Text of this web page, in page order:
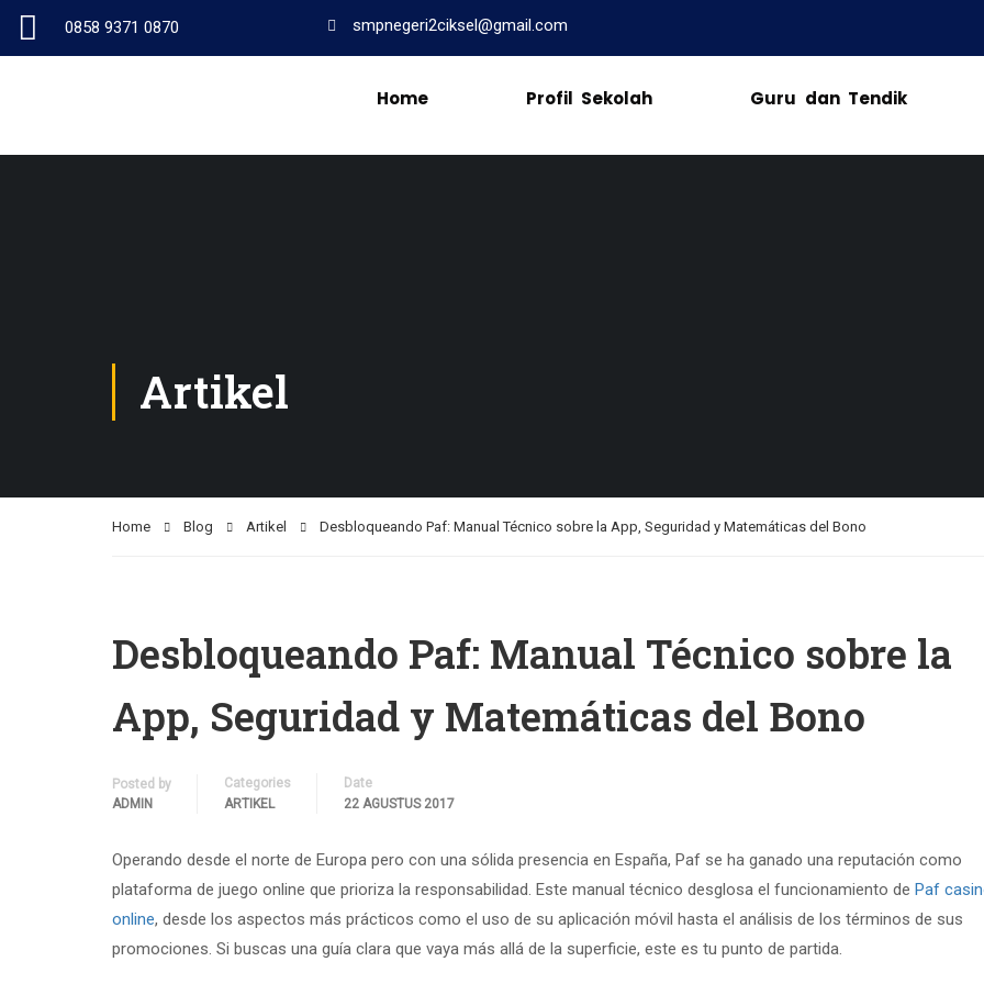
0858 9371 0870 smpnegeri2ciksel@gmail.com
Home Profil Sekolah Guru dan Tendik
Artikel
Home Blog Artikel Desbloqueando Paf: Manual Técnico sobre la App, Seguridad y Matemáticas del Bono
Desbloqueando Paf: Manual Técnico sobre la
App, Seguridad y Matemáticas del Bono
Posted by
ADMIN
Categories
ARTIKEL
Date
22 AGUSTUS 2017
Operando desde el norte de Europa pero con una sólida presencia en España, Paf se ha ganado una reputación como
plataforma de juego online que prioriza la responsabilidad. Este manual técnico desglosa el funcionamiento de Paf
online, desde los aspectos más prácticos como el uso de su aplicación móvil hasta el análisis de los términos de sus
promociones. Si buscas una guía clara que vaya más allá de la superficie, este es tu punto de partida.